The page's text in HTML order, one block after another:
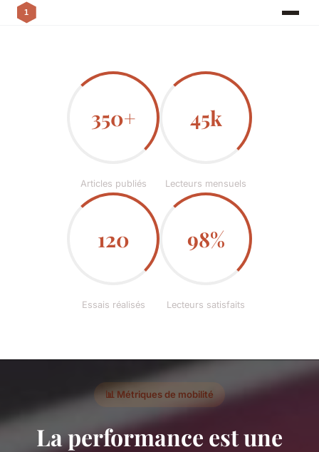
350+
Articles publiés
45k
Lecteurs mensuels
120
Essais réalisés
98%
Lecteurs satisfaits
📊 Métriques de mobilité
La performance est une